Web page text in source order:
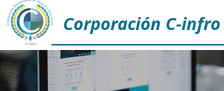
Corporación C-infro